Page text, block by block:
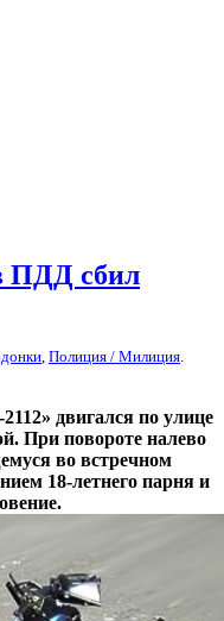
ПДД сбил
Полиция / Милиция
двигался по улице
При повороте налево
во встречном
18-летнего парня и